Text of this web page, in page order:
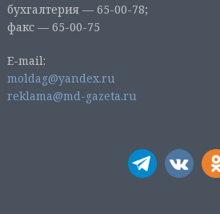
бухгалтерия — 65-00-78;
факс — 65-00-75
E-mail:
moldag@yandex.ru
reklama@md-gazeta.ru